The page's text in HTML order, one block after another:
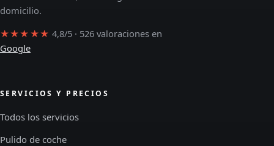
domicilio.
★★★★★ 4,8/5 · 526 valoraciones en
Google
SERVICIOS Y PRECIOS
Todos los servicios
Pulido de coche